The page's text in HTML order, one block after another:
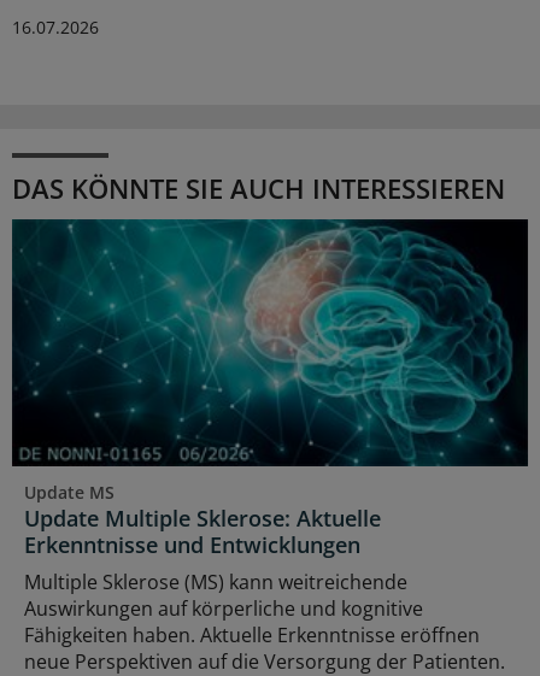
16.07.2026
DAS KÖNNTE SIE AUCH INTERESSIEREN
Update MS
Update Multiple Sklerose: Aktuelle
Erkenntnisse und Entwicklungen
Multiple Sklerose (MS) kann weitreichende
Auswirkungen auf körperliche und kognitive
Fähigkeiten haben. Aktuelle Erkenntnisse eröffnen
neue Perspektiven auf die Versorgung der Patienten.